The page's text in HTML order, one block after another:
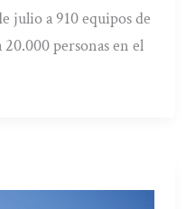
julio a 910 equipos de
20.000 personas en el